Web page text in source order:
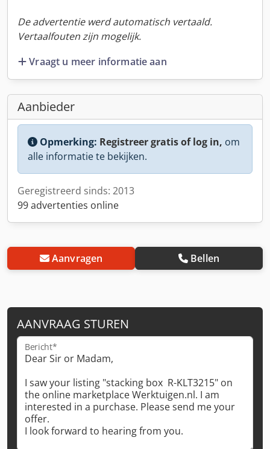
De advertentie werd automatisch vertaald.
Vertaalfouten zijn mogelijk.
Vraagt u meer informatie aan
Aanbieder
Opmerking: Registreer gratis of log in, om
alle informatie te bekijken.
Geregistreerd sinds: 2013
99 advertenties online
Aanvragen Bellen
AANVRAAG STUREN
Bericht*